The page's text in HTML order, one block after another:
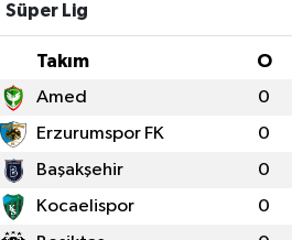
Süper Lig
Takım O
Amed 0
Erzurumspor FK 0
Başakşehir 0
Kocaelispor 0